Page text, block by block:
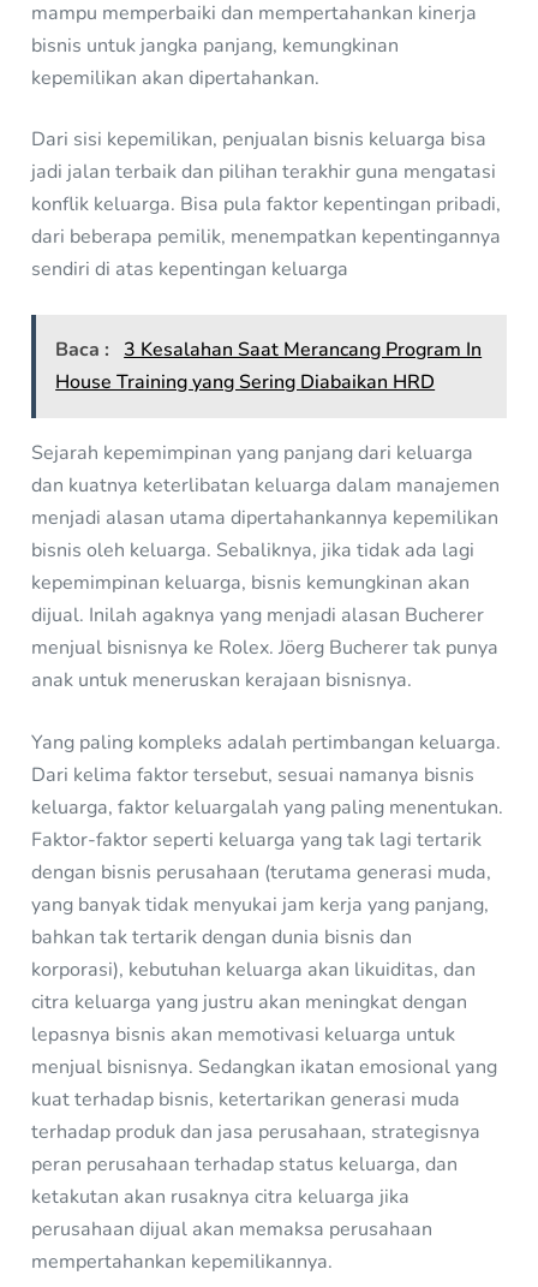
mampu memperbaiki dan mempertahankan kinerja
bisnis untuk jangka panjang, kemungkinan
kepemilikan akan dipertahankan.
Dari sisi kepemilikan, penjualan bisnis keluarga bisa
jadi jalan terbaik dan pilihan terakhir guna mengatasi
konflik keluarga. Bisa pula faktor kepentingan pribadi,
dari beberapa pemilik, menempatkan kepentingannya
sendiri di atas kepentingan keluarga
Baca :
3 Kesalahan Saat Merancang Program In
House Training yang Sering Diabaikan HRD
Sejarah kepemimpinan yang panjang dari keluarga
dan kuatnya keterlibatan keluarga dalam manajemen
menjadi alasan utama dipertahankannya kepemilikan
bisnis oleh keluarga. Sebaliknya, jika tidak ada lagi
kepemimpinan keluarga, bisnis kemungkinan akan
dijual. Inilah agaknya yang menjadi alasan Bucherer
menjual bisnisnya ke Rolex. Jöerg Bucherer tak punya
anak untuk meneruskan kerajaan bisnisnya.
Yang paling kompleks adalah pertimbangan keluarga.
Dari kelima faktor tersebut, sesuai namanya bisnis
keluarga, faktor keluargalah yang paling menentukan.
Faktor-faktor seperti keluarga yang tak lagi tertarik
dengan bisnis perusahaan (terutama generasi muda,
yang banyak tidak menyukai jam kerja yang panjang,
bahkan tak tertarik dengan dunia bisnis dan
korporasi), kebutuhan keluarga akan likuiditas, dan
citra keluarga yang justru akan meningkat dengan
lepasnya bisnis akan memotivasi keluarga untuk
menjual bisnisnya. Sedangkan ikatan emosional yang
kuat terhadap bisnis, ketertarikan generasi muda
terhadap produk dan jasa perusahaan, strategisnya
peran perusahaan terhadap status keluarga, dan
ketakutan akan rusaknya citra keluarga jika
perusahaan dijual akan memaksa perusahaan
mempertahankan kepemilikannya.